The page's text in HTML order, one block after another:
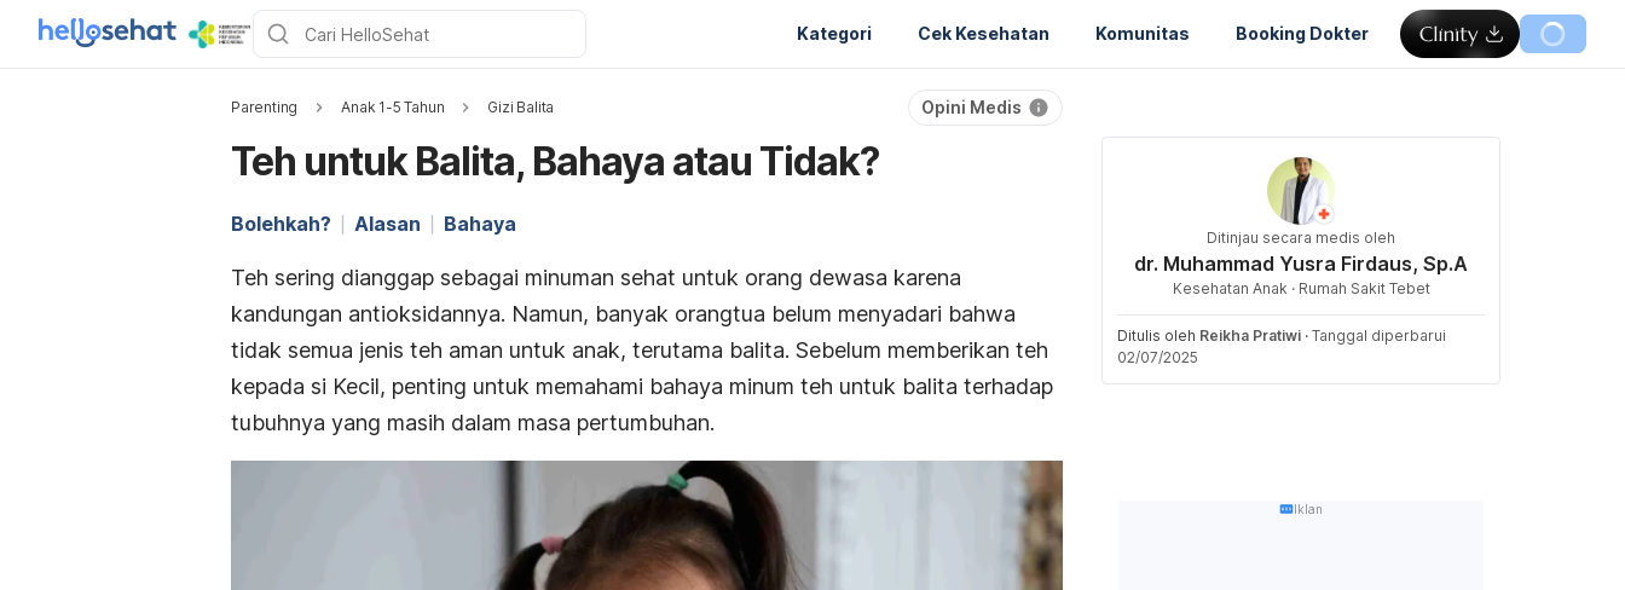
Kategori Cek Kesehatan Komunitas Booking Dokter
Parenting Anak 1-5 Tahun Gizi Balita Opini Medis
Teh untuk Balita, Bahaya atau Tidak?
Bolehkah? Alasan Bahaya
Teh sering dianggap sebagai minuman sehat untuk orang dewasa karena
kandungan antioksidannya. Namun, banyak orangtua belum menyadari bahwa
tidak semua jenis teh aman untuk anak, terutama balita. Sebelum memberikan teh
kepada si Kecil, penting untuk memahami bahaya minum teh untuk balita terhadap
tubuhnya yang masih dalam masa pertumbuhan.
Ditinjau secara medis oleh
dr. Muhammad Yusra Firdaus, Sp.A
Kesehatan Anak · Rumah Sakit Tebet
Ditulis oleh Reikha Pratiwi · Tanggal diperbarui
02/07/2025
Iklan